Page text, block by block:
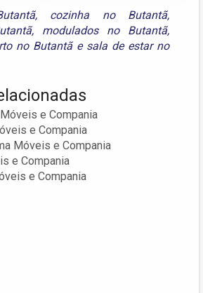
, cozinha no Butantã,
, modulados no Butantã,
no Butantãe sala de estar no
e Compania
e Compania
Móveis e Compania
e Compania
e Compania